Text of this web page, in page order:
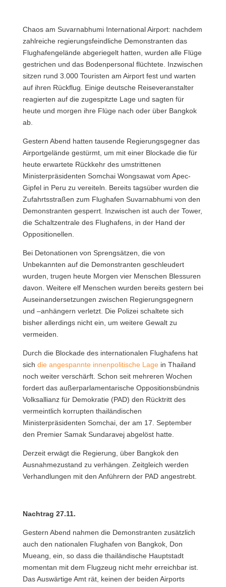
Chaos am Suvarnabhumi International Airport: nachdem
zahlreiche regierungsfeindliche Demonstranten das
Flughafengelände abgeriegelt hatten, wurden alle Flüge
gestrichen und das Bodenpersonal flüchtete. Inzwischen
sitzen rund 3.000 Touristen am Airport fest und warten
auf ihren Rückflug. Einige deutsche Reiseveranstalter
reagierten auf die zugespitzte Lage und sagten für
heute und morgen ihre Flüge nach oder über Bangkok
ab.
Gestern Abend hatten tausende Regierungsgegner das
Airportgelände gestürmt, um mit einer Blockade die für
heute erwartete Rückkehr des umstrittenen
Ministerpräsidenten Somchai Wongsawat vom Apec-
Gipfel in Peru zu vereiteln.
Bereits tagsüber wurden die
Zufahrtsstraßen zum Flughafen Suvarnabhumi von den
Demonstranten gesperrt. Inzwischen ist auch der Tower,
die Schaltzentrale des Flughafens, in der Hand der
Oppositionellen.
Bei Detonationen von Sprengsätzen, die von
Unbekannten auf die Demonstranten geschleudert
wurden, trugen heute Morgen vier Menschen Blessuren
davon. Weitere elf Menschen wurden bereits gestern bei
Auseinandersetzungen zwischen Regierungsgegnern
und –anhängern verletzt. Die Polizei schaltete sich
bisher allerdings nicht ein, um weitere Gewalt zu
vermeiden.
Durch die Blockade des internationalen Flughafens hat
sich die angespannte innenpolitische Lage in Thailand
noch weiter verschärft. Schon seit mehreren Wochen
fordert das außerparlamentarische Oppositionsbündnis
Volksallianz für Demokratie (PAD) den Rücktritt des
vermeintlich korrupten thailändischen
Ministerpräsidenten Somchai, der am 17. September
den Premier Samak Sundaravej abgelöst hatte.
Derzeit erwägt die Regierung, über Bangkok den
Ausnahmezustand zu verhängen. Zeitgleich werden
Verhandlungen mit den Anführern der PAD angestrebt.
Nachtrag 27.11.
Gestern Abend nahmen die Demonstranten zusätzlich
auch den nationalen Flughafen von Bangkok, Don
Mueang, ein, so dass die thailändische Hauptstadt
momentan mit dem Flugzeug nicht mehr erreichbar ist.
Das Auswärtige Amt rät, keinen der beiden Airports